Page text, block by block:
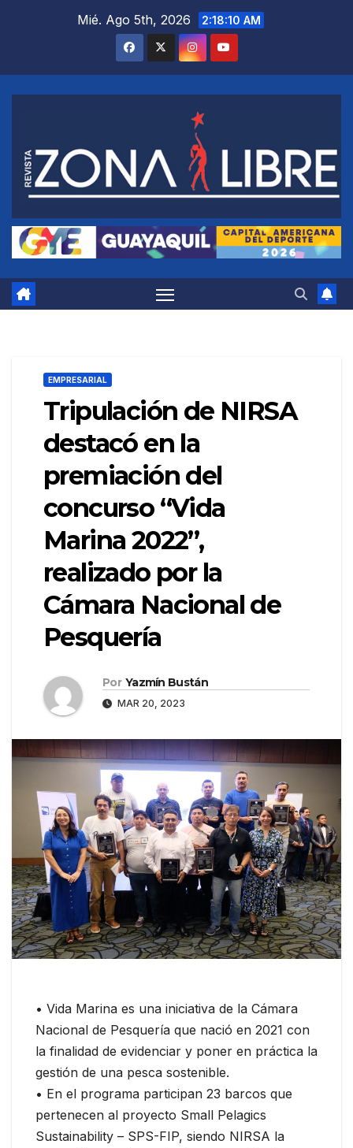
Mié. Ago 5th, 2026 2:18:11 AM
EMPRESARIAL
Tripulación de NIRSA
destacó en la
premiación del
concurso “Vida
Marina 2022”,
realizado por la
Cámara Nacional de
Pesquería
Por Yazmín Bustán
MAR 20, 2023
• Vida Marina es una iniciativa de la Cámara
Nacional de Pesquería que nació en 2021 con
la finalidad de evidenciar y poner en práctica la
gestión de una pesca sostenible.
• En el programa participan 23 barcos que
pertenecen al proyecto Small Pelagics
Sustainability – SPS-FIP, siendo NIRSA la